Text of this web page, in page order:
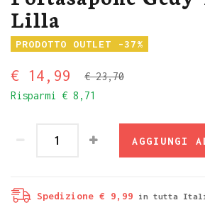
Lilla
PRODOTTO OUTLET -37%
€ 23,70
€ 14,99
Risparmi € 8,71
AGGIUNGI
Spedizione € 9,99 in tutta